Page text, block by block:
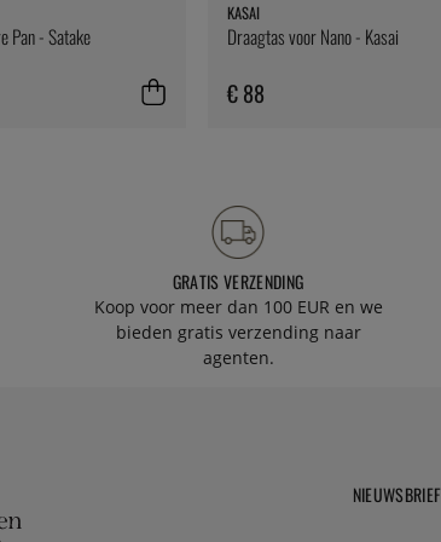
Pan - Satake
KASAI
Draagtas voor Nano - Kasai
€ 88
GRATIS VERZENDING
Koop voor meer dan 100 EUR en we
bieden gratis verzending naar
agenten.
NIEUWSBRIEF